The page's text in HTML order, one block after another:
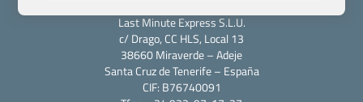
Viajes.com
Last Minute Express S.L.U.
c/ Drago, CC HLS, Local 13
38660 Miraverde – Adeje
Santa Cruz de Tenerife – España
CIF: B76740091